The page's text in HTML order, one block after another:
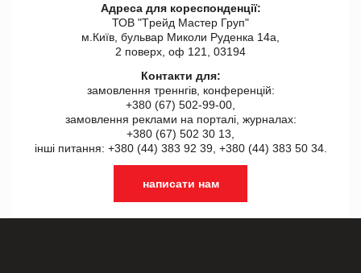
Адреса для кореспонденції:
ТОВ "Tрейд Мастер Груп"
м.Київ, бульвар Миколи Руденка 14а,
2 поверх, оф 121, 03194
Контакти для:
замовлення треннгів, конференцій:
+380 (67) 502-99-00,
замовлення реклами на порталі, журналах:
+380 (67) 502 30 13,
інші питання: +380 (44) 383 92 39, +380 (44) 383 50 34.
написати нам